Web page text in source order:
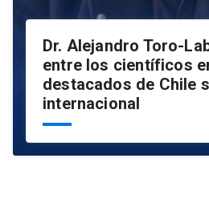
Dr. Alejandro Toro-
entre los científicos
destacados de Chile
internacional